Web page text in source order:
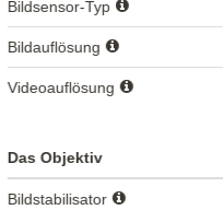
Bildsensor-Typ
Bildauflösung
Videoauflösung
Das Objektiv
Bildstabilisator